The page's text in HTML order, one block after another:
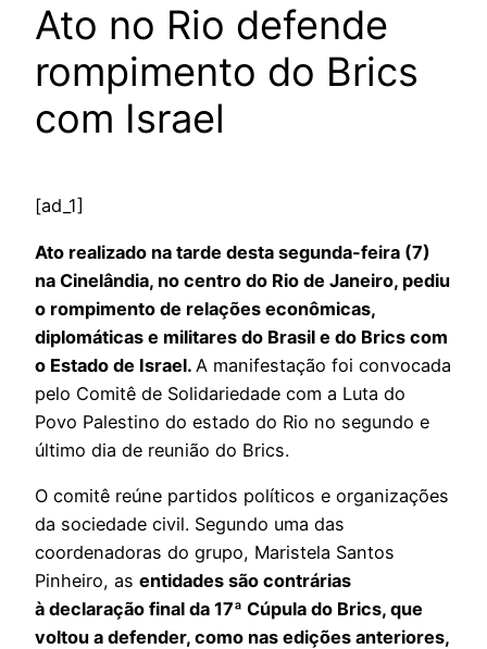
Ato no Rio defende
rompimento do Brics
com Israel
[ad_1]
Ato realizado na tarde desta segunda-feira (7)
na Cinelândia, no centro do Rio de Janeiro, pediu
o rompimento de relações econômicas,
diplomáticas e militares do Brasil e do Brics com
o Estado de Israel. A manifestação foi convocada
pelo Comitê de Solidariedade com a Luta do
Povo Palestino do estado do Rio no segundo e
último dia de reunião do Brics.
O comitê reúne partidos políticos e organizações
da sociedade civil. Segundo uma das
coordenadoras do grupo, Maristela Santos
Pinheiro, as entidades são contrárias
à declaração final da 17ª Cúpula do Brics, que
voltou a defender, como nas edições anteriores,